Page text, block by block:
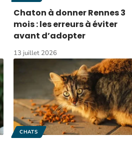
Chaton à donner Rennes 3
mois : les erreurs à éviter
avant d’adopter
13 juillet 2026
CHATS